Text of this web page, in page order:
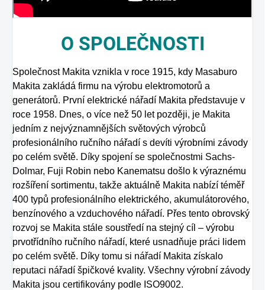
O SPOLEČNOSTI
Společnost Makita vznikla v roce 1915, kdy Masaburo
Makita zakládá firmu na výrobu elektromotorů a
generátorů. První elektrické nářadí Makita představuje v
roce 1958. Dnes, o více než 50 let později, je Makita
jedním z nejvýznamnějších světových výrobců
profesionálního ručního nářadí s devíti výrobními závody
po celém světě. Díky spojení se společnostmi Sachs-
Dolmar, Fuji Robin nebo Kanematsu došlo k výraznému
rozšíření sortimentu, takže aktuálně Makita nabízí téměř
400 typů profesionálního elektrického, akumulátorového,
benzínového a vzduchového nářadí. Přes tento obrovský
rozvoj se Makita stále soustředí na stejný cíl – výrobu
prvotřídního ručního nářadí, které usnadňuje práci lidem
po celém světě. Díky tomu si nářadí Makita získalo
reputaci nářadí špičkové kvality. Všechny výrobní závody
Makita jsou certifikovány podle ISO9002.